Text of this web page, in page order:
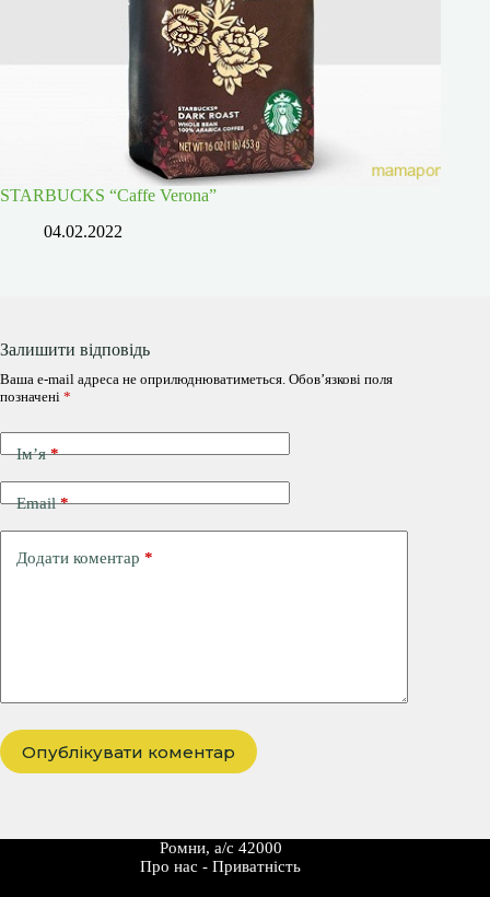
STARBUCKS “Caffe Verona”
04.02.2022
Залишити відповідь
Ваша e-mail адреса не оприлюднюватиметься. Обов’язкові поля
позначені *
Ім’я*
Email*
Додати коментар *
Опублікувати коментар
Ромни, а/с 42000
Про наc -Приватність